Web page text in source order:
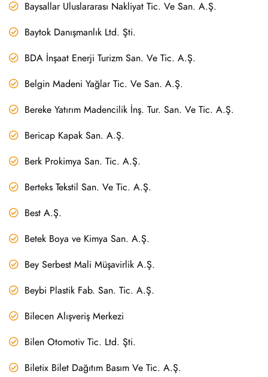
Baysallar Uluslararası Nakliyat Tic. Ve San. A.Ş.
Baytok Danışmanlık Ltd. Şti.
BDA İnşaat Enerji Turizm San. Ve Tic. A.Ş.
Belgin Madeni Yağlar Tic. Ve San. A.Ş.
Bereke Yatırım Madencilik İnş. Tur. San. Ve Tic. A.Ş.
Bericap Kapak San. A.Ş.
Berk Prokimya San. Tic. A.Ş.
Berteks Tekstil San. Ve Tic. A.Ş.
Best A.Ş.
Betek Boya ve Kimya San. A.Ş.
Bey Serbest Mali Müşavirlik A.Ş.
Beybi Plastik Fab. San. Tic. A.Ş.
Bilecen Alışveriş Merkezi
Bilen Otomotiv Tic. Ltd. Şti.
Biletix Bilet Dağıtım Basım Ve Tic. A.Ş.